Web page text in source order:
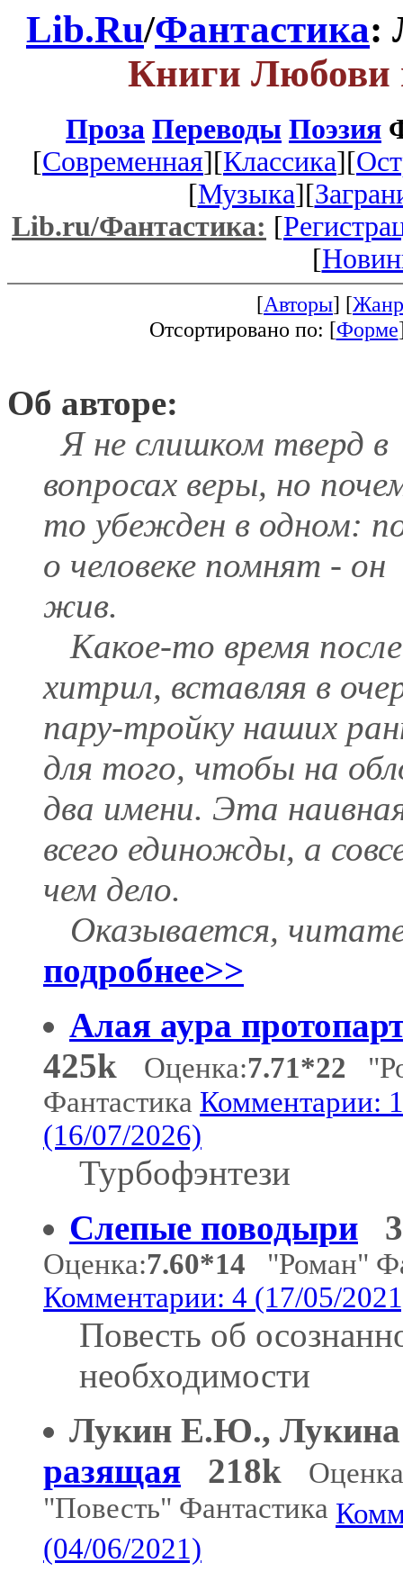
Lib.Ru/Фантастика:
Книги Любови
Проза Переводы Поэзия
[Современная][Классика][
[Музыка][
Lib.ru/Фантастика: [
[
[Авторы] [
Отсортировано по: [Форме
Об авторе:
Я не слишком тверд в
вопросах веры, но
то убежден в одном:
о человеке помнят - он
жив.
Какое-то время
хитрил, вставляя в
пару-тройку наших
для того, чтобы на
два имени. Эта
всего единожды, а
чем дело.
Оказывается,
подробнее>>
Алая аура
425k
Оценка:7.71*22
Фантастика Комментарии:
(16/07/2026)
Турбофэнтези
Слепые поводыри
Оценка:7.60*14 "Роман"
Комментарии: 4 (17/05/
Повесть об
необходимости
Лукин Е.Ю.,
разящая
218k
"Повесть" Фантастика
(04/06/2021)